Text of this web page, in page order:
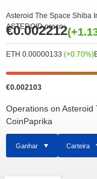
Asteroid The Space Shiba
ASTEROID preço:
€0.002212
ETH 0.00000133 (+0.70%)
€0.002103
Operations on
CoinPaprika
Ganhar Carteira